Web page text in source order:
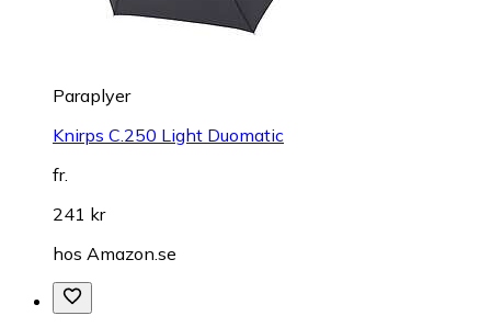
Paraplyer
Knirps C.250 Light Duomatic
fr.
241 kr
hos Amazon.se